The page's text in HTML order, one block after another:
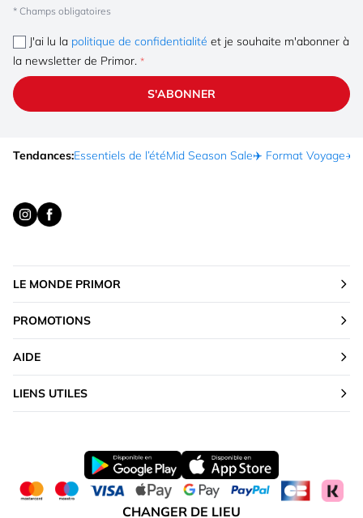
* Champs obligatoires
J'ai lu la politique de confidentialité et je souhaite m'abonner à
la newsletter de Primor.
S'ABONNER
Tendances:Essentiels de l’étéMid Season Sale✈️ Format Voyage☀️
LE MONDE PRIMOR
PROMOTIONS
AIDE
LIENS UTILES
CHANGER DE LIEU